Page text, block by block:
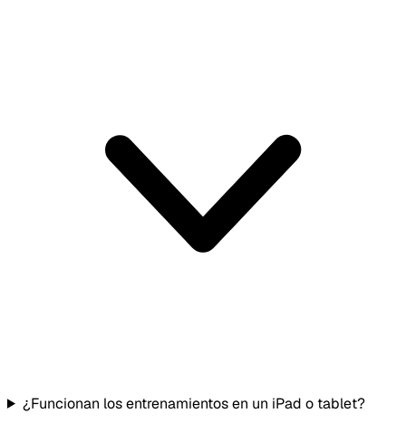
¿Funcionan los entrenamientos en un iPad o tablet?